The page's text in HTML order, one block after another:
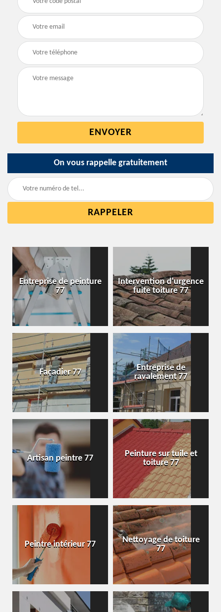
On vous rappelle gratuitement
Entreprise de peinture
77
Intervention d'urgence
fuite toiture 77
Façadier 77
Entreprise de
ravalement 77
Artisan peintre 77
Peinture sur tuile et
toiture 77
Peintre intérieur 77
Nettoyage de toiture
77